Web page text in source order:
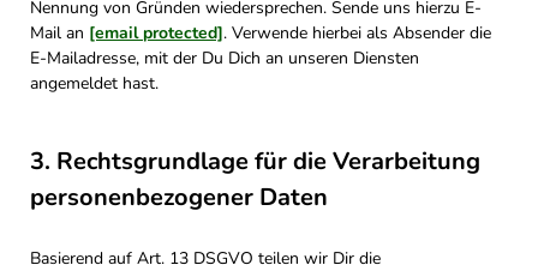
Nennung von Gründen wiedersprechen. Sende uns hierzu E-
Mail an [email protected]. Verwende hierbei als Absender die
E-Mailadresse, mit der Du Dich an unseren Diensten
angemeldet hast.
3. Rechtsgrundlage für die Verarbeitung
personenbezogener Daten
Basierend auf Art. 13 DSGVO teilen wir Dir die